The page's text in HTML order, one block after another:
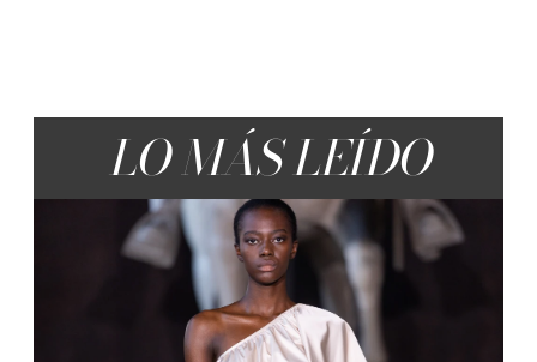
LO MÁS LEÍDO